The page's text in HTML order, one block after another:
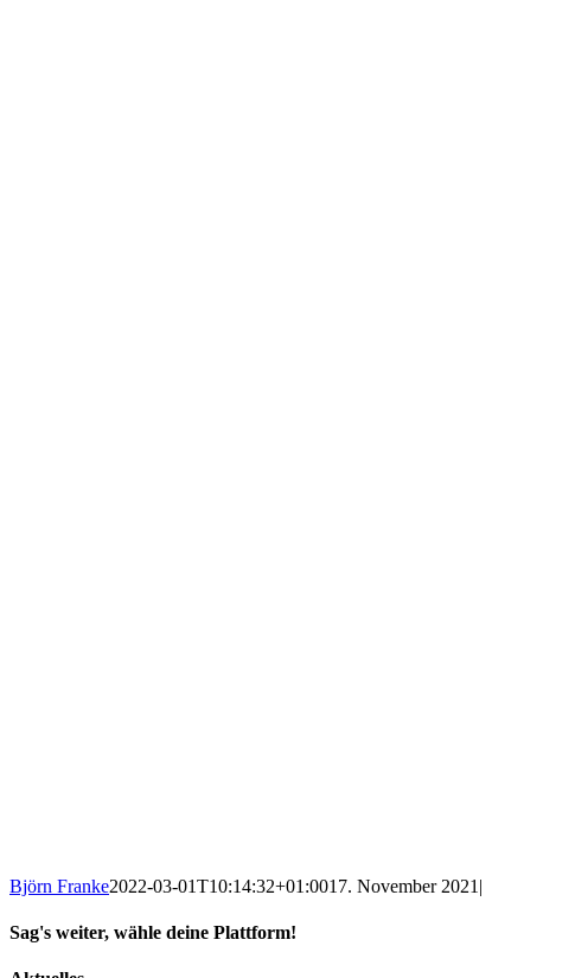
Björn Franke2022-03-01T10:14:32+01:0017. November 2021 |
Sag's weiter, wähle deine Plattform!